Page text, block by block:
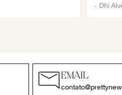
- Dhi
EMAIL